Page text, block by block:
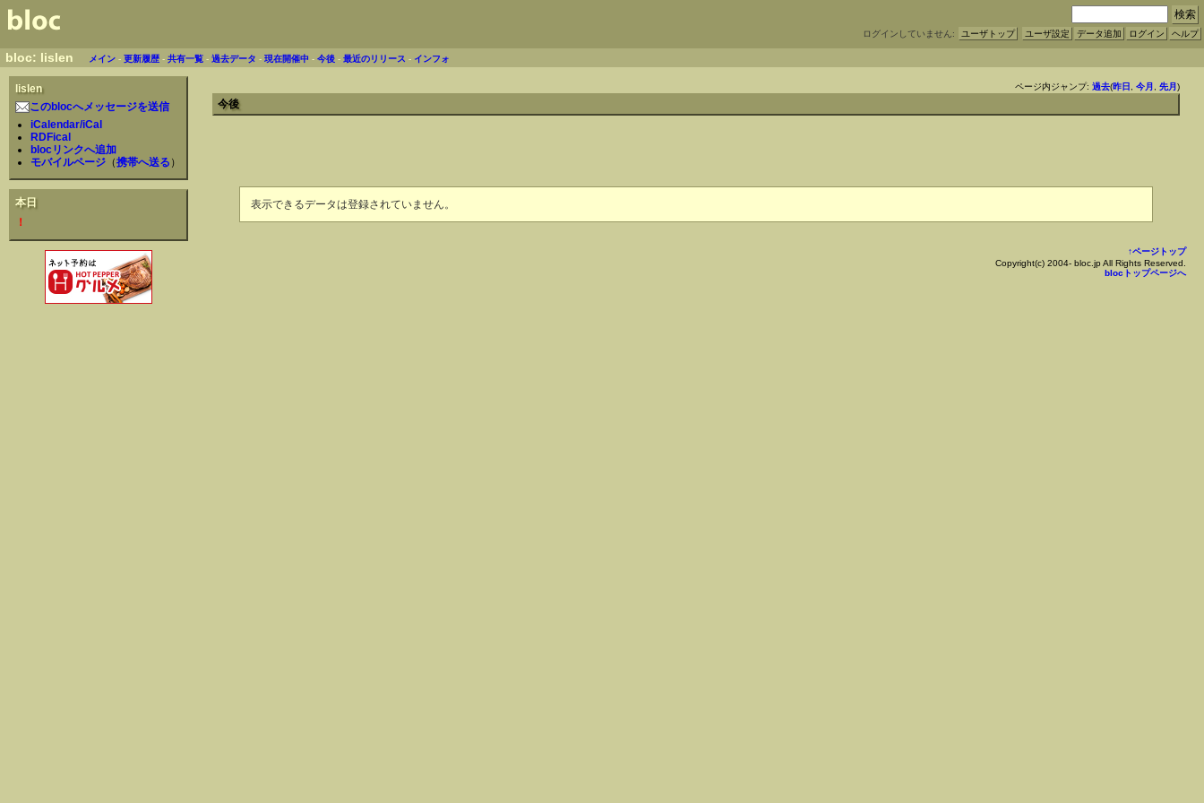
ログインしていません: ユーザトップ ユーザ設定 データ追加 ログイン ヘルプ
bloc: lislen メイン -更新履歴 -共有一覧 -過去データ -現在開催中 -今後 -最近のリリース - インフォ
lislen
このblocへメッセージを送信
iCalendar/iCal
RDFical
blocリンクへ追加
モバイルページ（携帯へ送る ）
本日
！
ページ内ジャンプ: 過去(昨日 今月 先月 )
今後
表示できるデータは登録されていません。
↑ページトップ
Copyright(c) 2004- bloc.jp All Rights Reserved.
blocトップページへ